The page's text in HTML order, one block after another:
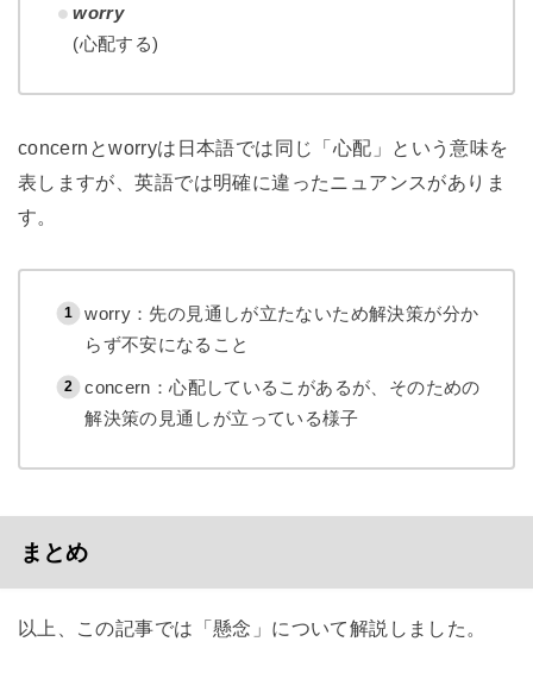
worry
(心配する)
concernとworryは日本語では同じ「心配」という意味を
表しますが、英語では明確に違ったニュアンスがありま
す。
worry：先の見通しが立たないため解決策が分か
らず不安になること
concern：心配しているこがあるが、そのための
解決策の見通しが立っている様子
まとめ
以上、この記事では「懸念」について解説しました。